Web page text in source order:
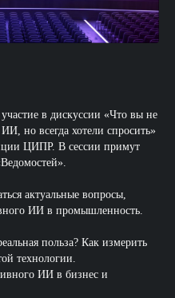
в дискуссии «Что вы не
но всегда хотели спросить»
ЦИПР. В сессии примут
актуальные вопросы,
ИИ в промышленность.
польза? Как измерить
технологии.
ИИ в бизнес и